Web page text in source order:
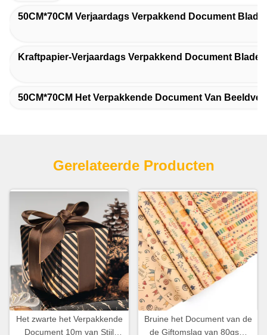
50CM*70CM Verjaardags Verpakkend Document
Kraftpapier-Verjaardags Verpakkend Document Bladen
50CM*70CM Het Verpakkende Document Van
Gerelateerde Producten
Het zwarte het Verpakkende
Document 10m van Stijl
Bruine het Document van de
de Giftomslag van 80gsm